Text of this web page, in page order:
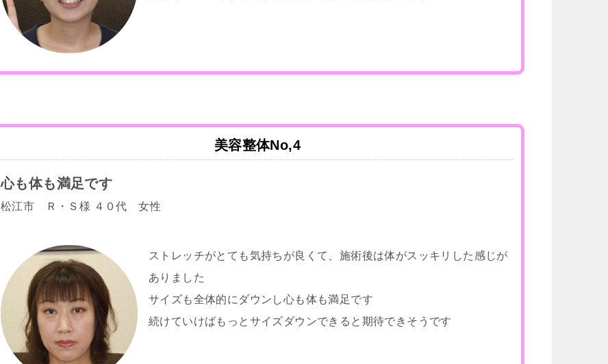
美容整体No,4
心も体も満足です
松江市 Ｒ・Ｓ様 ４０代 女性
ストレッチがとても気持ちが良くて、施術後は体がスッキリした感じが
ありました
サイズも全体的にダウンし心も体も満足です
続けていけばもっとサイズダウンできると期待できそうです